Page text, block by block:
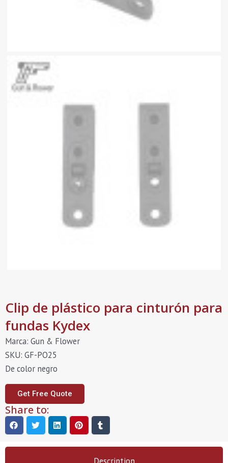
Clip de plástico para cinturón para
fundas Kydex
Marca: Gun & Flower
SKU: GF-PO25
De color negro
Get Free Quote
Share to: